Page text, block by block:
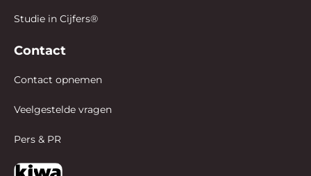
Studie in Cijfers®
Contact
Contact opnemen
Veelgestelde vragen
Pers & PR